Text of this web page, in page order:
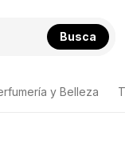
Busca
y Belleza